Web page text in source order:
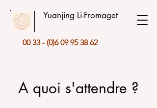
Yuanjing Li-Fromaget
00 33 - (0)6 09 95 38 62
A quoi s'attendre ?